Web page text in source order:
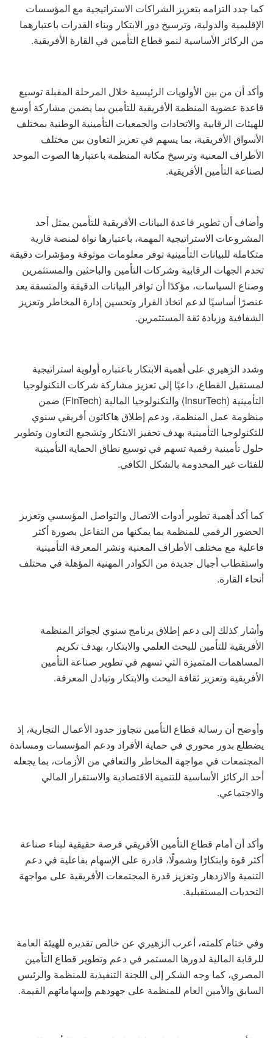
كما جدد التزامه بتعزيز الشراكات الاستراتيجية مع المؤسسات
الإقليمية والدولية، وترسيخ دور الابتكار وبناء القدرات باعتبارهما
من الركائز الأساسية لنمو قطاع التأمين في القارة الأفريقية.
وأكد أن من بين الأولويات الرئيسية خلال المرحلة المقبلة توسيع
قاعدة عضوية المنظمة الأفريقية للتأمين بما يضمن مشاركة أوسع
للهيئات الرقابية والاتحادات والجمعيات التأمينية الوطنية بمختلف
الأسواق الأفريقية، بما يسهم في تعزيز التعاون بين مختلف
الأطراف المعنية وترسيخ مكانة المنظمة باعتبارها الصوت الموحد
لصناعة التأمين الأفريقية.
وأضاف أن تطوير قاعدة البيانات الأفريقية للتأمين يمثل أحد
المشروعات الاستراتيجية المهمة، باعتبارها نواة لمنصة قارية
متكاملة للبيانات التأمينية توفر معلومات موثوقة ومؤشرات دقيقة
تخدم الجهات الرقابية وشركات التأمين والباحثين والمستثمرين
وصناع السياسات، مؤكدًا أن توافر البيانات الدقيقة والمتسقة يعد
عنصرًا أساسيًا لدعم اتخاذ القرار وتحسين إدارة المخاطر وتعزيز
الشفافية وزيادة ثقة المستثمرين.
وشدد الزهيري على أهمية الابتكار باعتباره أولوية استراتيجية
لمستقبل القطاع، داعيًا إلى تعزيز مشاركة شركات التكنولوجيا
التأمينية (InsurTech) والتكنولوجيا المالية (FinTech) ضمن
منظومة عمل المنظمة، ودعم إطلاق هاكاثون أفريقي سنوي
للتكنولوجيا التأمينية بهدف تحفيز الابتكار وتشجيع التعاون وتطوير
حلول تأمينية رقمية تسهم في توسيع نطاق الحماية التأمينية
للفئات غير المخدومة بالشكل الكافي.
كما أكد أهمية تطوير أدوات الاتصال والتواصل المؤسسي وتعزيز
الحضور الرقمي للمنظمة بما يمكنها من التفاعل بصورة أكثر
فاعلية مع مختلف الأطراف المعنية ونشر المعرفة التأمينية
واستقطاب أجيال جديدة من الكوادر المهنية المؤهلة في مختلف
أنحاء القارة.
وأشار كذلك إلى دعم إطلاق برنامج سنوي لجوائز المنظمة
الأفريقية للتأمين للبحث العلمي والابتكار، بهدف تكريم
المساهمات المتميزة التي تسهم في تطوير صناعة التأمين
الأفريقية وتعزيز ثقافة البحث والابتكار وتبادل المعرفة.
وأوضح أن رسالة قطاع التأمين تتجاوز حدود الأعمال التجارية، إذ
يضطلع بدور محوري في حماية الأفراد ودعم المؤسسات ومساندة
المجتمعات في مواجهة المخاطر والتعافي من الأزمات، بما يجعله
أحد الركائز الأساسية للتنمية الاقتصادية والاستقرار المالي
والاجتماعي.
وأكد أن أمام قطاع التأمين الأفريقي فرصة حقيقية لبناء صناعة
أكثر قوة وابتكارًا وشمولًا، قادرة على الإسهام بفاعلية في دعم
التنمية والازدهار وتعزيز قدرة المجتمعات الأفريقية على مواجهة
التحديات المستقبلية.
وفي ختام كلمته، أعرب الزهيري عن خالص تقديره للهيئة العامة
للرقابة المالية لدورها المستمر في دعم وتطوير قطاع التأمين
المصري، كما وجه الشكر إلى اللجنة التنفيذية للمنظمة والرئيس
السابق والأمين العام للمنظمة على جهودهم وإسهاماتهم القيمة.